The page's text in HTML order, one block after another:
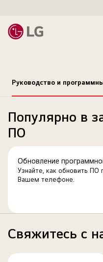
Руководство и
Популярно в
ПО
Обновление
Узнайте, как обновить ПО
Вашем телефоне.
Свяжитесь с